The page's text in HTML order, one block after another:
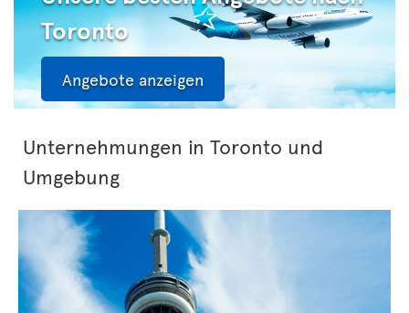
Toronto
Angebote anzeigen
Unternehmungen in Toronto und
Umgebung